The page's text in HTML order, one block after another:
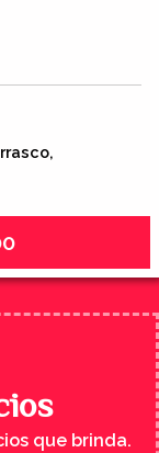
que brinda.